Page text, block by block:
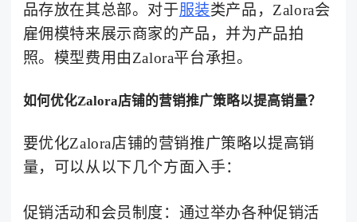
品存放在其总部。对于服装类产品，Zalora会
雇佣模特来展示商家的产品，并为产品拍
照。模型费用由Zalora平台承担。
如何优化Zalora店铺的营销推广策略以提高销量？
要优化Zalora店铺的营销推广策略以提高销
量，可以从以下几个方面入手：
促销活动和会员制度：通过举办各种促销活